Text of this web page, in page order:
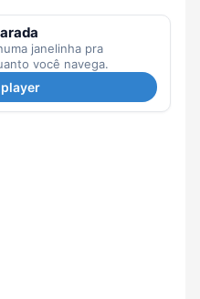
janelinha pra
você navega.